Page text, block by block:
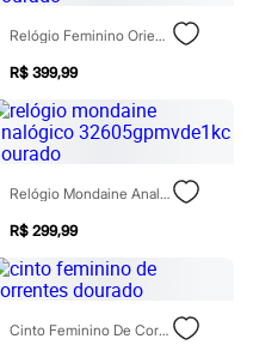
Relógio Feminino Orient Fgss0234c1kx Analógico Dourado
R$ 399,99
Relógio Mondaine Analógico 32605gpmvde1kc Dourado
R$ 299,99
Cinto Feminino De Correntes Dourado